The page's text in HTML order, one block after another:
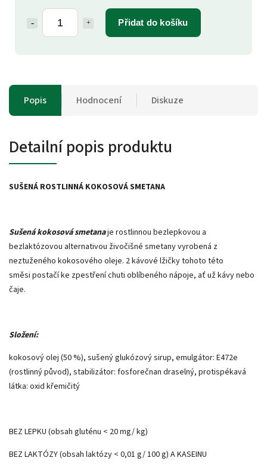
Přidat do košíku
Popis Hodnocení Diskuze
Detailní popis produktu
SUŠENÁ ROSTLINNÁ KOKOSOVÁ SMETANA
Sušená kokosová smetanaje rostlinnou bezlepkovou a
bezlaktózovou alternativou živočišné smetany vyrobená z
neztuženého kokosového oleje. 2 kávové lžičky tohoto této
směsi postačí ke zpestření chuti oblíbeného nápoje, ať už kávy nebo
čaje.
Složení:
kokosový olej (50 %), sušený glukózový sirup, emulgátor: E472e
(rostlinný původ), stabilizátor: fosforečnan draselný, protispékavá
látka: oxid křemičitý
BEZ LEPKU (obsah gluténu < 20 mg/ kg)
BEZ LAKTÓZY (obsah laktózy < 0,01 g/ 100 g) A KASEINU